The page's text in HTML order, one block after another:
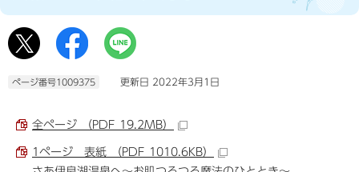
ページ番号1009375 更新日 2022年3月1日
全ページ （PDF 19.2MB）
1ページ 表紙 （PDF 1010.6KB）